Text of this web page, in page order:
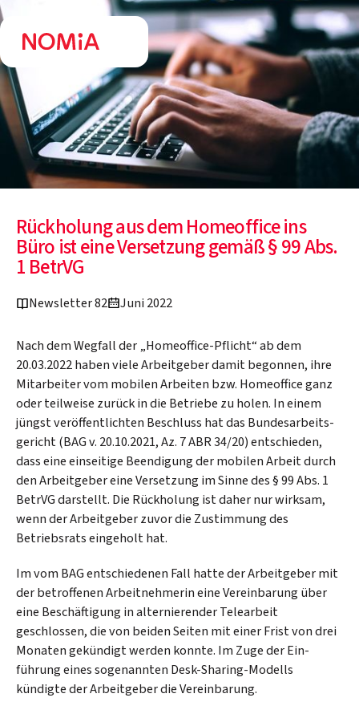
Rückholung aus dem Homeoffice ins
Büro ist eine Versetzung gemäß § 99 Abs.
1 BetrVG
Newsletter 82 Juni 2022
Nach dem Wegfall der „Homeoffice-Pflicht“ ab dem
20.03.2022 haben viele Arbeit­geber damit begonnen, ihre
Mitarbeiter vom mobilen Arbeiten bzw. Home­office ganz
oder teilweise zurück in die Betriebe zu holen. In einem
jüngst veröffent­lichten Beschluss hat das Bundes­arbeits­
gericht (BAG v. 20.10.2021, Az. 7 ABR 34/20) entschieden,
dass eine einseitige Beendigung der mobilen Arbeit durch
den Arbeit­geber eine Versetzung im Sinne des § 99 Abs. 1
BetrVG darstellt. Die Rück­holung ist daher nur wirksam,
wenn der Arbeit­geber zuvor die Zustimmung des
Betriebs­rats eingeholt hat.
Im vom BAG entschiedenen Fall hatte der Arbeit­geber mit
der betroffenen Arbeit­nehmerin eine Verein­barung über
eine Beschäf­tigung in alter­nierender Tele­arbeit
geschlossen, die von beiden Seiten mit einer Frist von drei
Monaten gekündigt werden konnte. Im Zuge der Ein­
führung eines soge­nannten Desk-Sharing-Modells
kündigte der Arbeitgeber die Vereinbarung.